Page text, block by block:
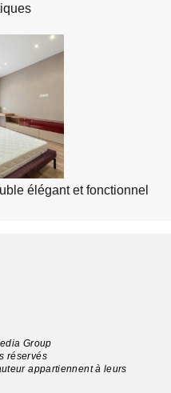
élégant et fonctionnel
Group
réservés
appartiennent à leurs